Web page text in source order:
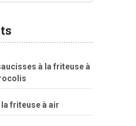
à la friteuse à
friteuse à air